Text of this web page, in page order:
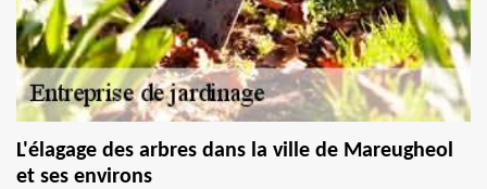
L'élagage des arbres dans la ville de Mareugheol
et ses environs